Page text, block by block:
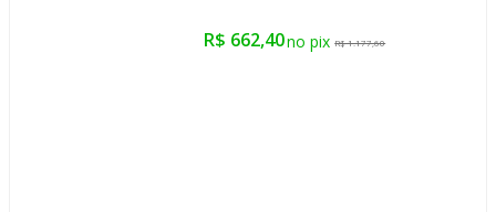
R$ 662,40 R$ 1.177,60